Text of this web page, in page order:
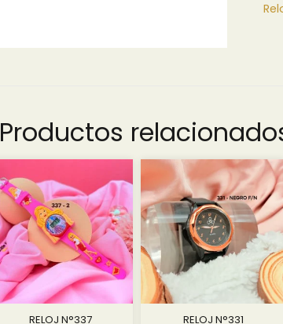
Productos
RELOJ N°337 RELOJ N°331